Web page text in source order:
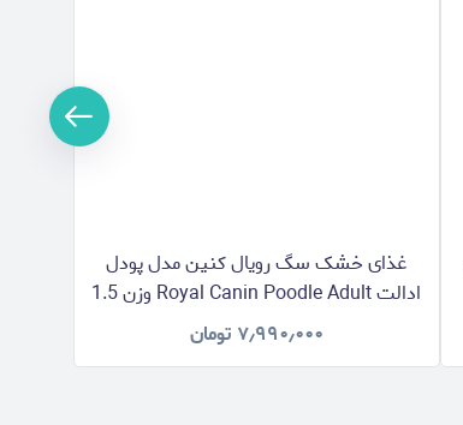
غذای خشک سگ رویال کنین مدل پودل
ادالت Royal Canin Poodle Adult وزن 1.5
کیلوگرم
۷٫۹۹۰٫۰۰۰ تومان